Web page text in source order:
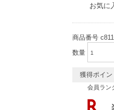
お気に
商品番号
数量
獲得ポイン
会員ラン